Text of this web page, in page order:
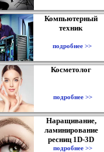
Компьютерный
техник
подробнее >>
Косметолог
подробнее >>
Наращивание,
ламинирование
ресниц 1D-3D
подробнее >>